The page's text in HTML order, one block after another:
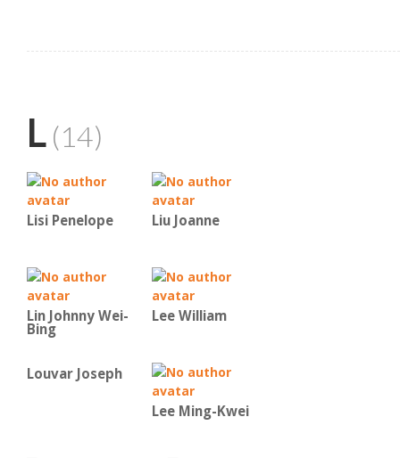
L (14)
Lisi Penelope Liu Joanne
Lin Johnny Wei-
Bing
Lee William
Louvar Joseph
Lee Ming-Kwei